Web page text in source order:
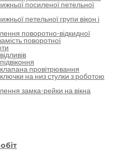
посиленої петельної
петельної групи вікон і
поворотно-відкидної
поворотної
провітрювання
на низ стулки з роботою
замка-рейки на вікна